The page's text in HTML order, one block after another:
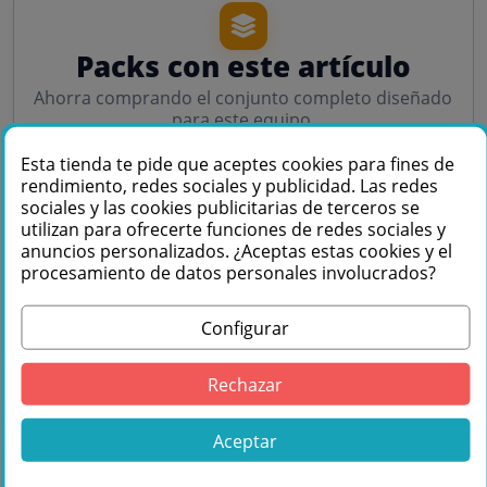
Packs con este artículo
Ahorra comprando el conjunto completo diseñado
para este equipo.
3
PACKS DISPONIBLES
Esta tienda te pide que aceptes cookies para fines de
rendimiento, redes sociales y publicidad. Las redes
sociales y las cookies publicitarias de terceros se
utilizan para ofrecerte funciones de redes sociales y
anuncios personalizados. ¿Aceptas estas cookies y el
procesamiento de datos personales involucrados?
Configurar
Rechazar
Aceptar